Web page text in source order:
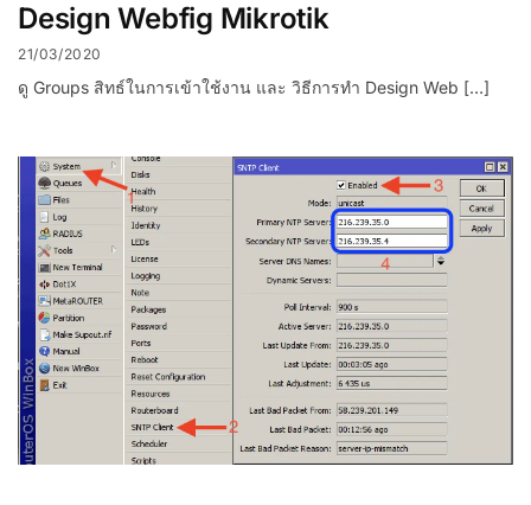
Design Webfig Mikrotik
21/03/2020
ดู Groups สิทธ์ในการเข้าใช้งาน และ วิธีการทำ Design Web […]